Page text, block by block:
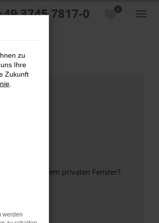
0
3745 7817-0
oder in einem privaten Fenster?
zu
Ihre
Zukunft
werden